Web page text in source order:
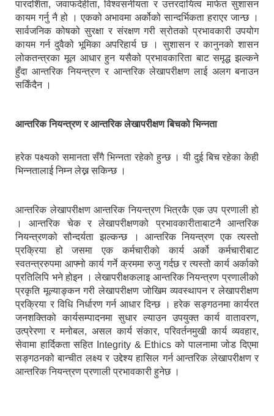
पारदर्शिता, जवाफदेहीता, विश्वसनीयता र उत्तरदायित्व मार्फत सुशासन
कायम गर्नु नै हो । एकको अभावमा अर्कोको सान्दर्भिकता हराएर जान्छ ।
सार्वजनिक कोषको सुरक्षा र संरक्षण गरी स्रोतको प्रभावकारी उपयोग
कायम गर्न दुवैको भूमिका अपरिहार्य छ । सुशासन र कानुनको शासन
लोकतन्त्रका मूल आधार हुन यसैको प्रभावकारिता बाट समृद्ध झल्कने
हुँदा आन्तरिक नियन्त्रण र आन्तरिक लेखापरीक्षण लाई अलग बनाउन
सकिँदैन ।
आन्तरिक नियन्त्रण र आन्तरिक लेखापरीक्षण बिचको भिन्नता
हरेक पक्ष्यको समानता सँगै भिन्नता रहेको हुन्छ । यी दुई बिच रहेका केही
भिन्नतालाई निम्न लेख्न सकिन्छ ।
आन्तरिक लेखापरीक्षण आन्तरिक नियन्त्रण भित्रकै एक उप प्रणाली हो
। आन्तरिक चेक र लेखापरीक्षणको प्रभावकारीताबाटनै आन्तरिक
नियन्त्रणको सौन्दर्यता झल्कन्छ । आन्तरिक नियन्त्रण एक त्यस्तो
प्रक्रिया हो जसमा एक कर्मचारीको कार्य अर्को कर्मचारीबाट
स्वतन्त्ररुपमा आफ्नो कार्य गर्ने क्रममा रुजु गर्दछ र त्यस्तो कार्य अर्काको
प्रतिलिपि भने होइन । लेखापरीक्षकलाइ आन्तरिक नियन्त्रण प्रणालीको
प्रकृति मूल्याङ्कन गरी लेखापरीक्षण जोखिम व्यवस्थापन र लेखापरीक्षण
प्रक्रिया र विधि निर्धारण गर्न आधार दिन्छ । हरेक सङ्गठनमा कार्यरत
जनशक्तिको कार्यसम्पादनमा सुधार ल्याउन उपयुक्त कार्य वातावरण,
उत्प्रेरणा र मनोबल, असल कार्य संकार, परिवर्तनमुखी कार्य व्यवहार,
सेवामा हार्दिकता सहित Integrity & Ethics को पालनामा जोड दिएमा
सङ्गठनको बान्चीत लक्ष्य र उद्देश्य हासिल गर्न आन्तरिक लेखापरीक्षण र
आन्तरिक नियन्त्रण प्रणाली प्रभावकारी हुनेछ ।